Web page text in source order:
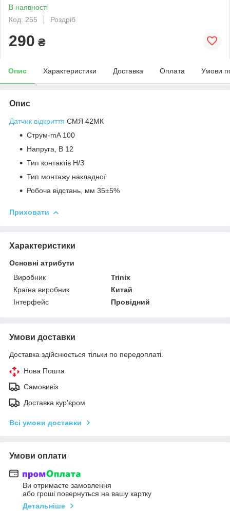
В наявності
Код: 255
Роздріб
290 ₴
Опис Характеристики Доставка Оплата Умови
Опис
Датчик відкриття СМЯ 42МК
Струм-mA 100
Напруга, В 12
Тип контактів Н/З
Тип монтажу накладної
Робоча відстань, мм 35±5%
Приховати
Характеристики
Основні атрибути
Виробник
Trinix
Країна виробник
Китай
Інтерфейс
Провідний
Умови доставки
Доставка здійснюється тільки по передоплаті.
Нова Пошта
Самовивіз
Доставка кур'єром
Всі умови доставки
Умови оплати
Ви отримаєте замовлення
або гроші повернуться на вашу картку
Детальніше